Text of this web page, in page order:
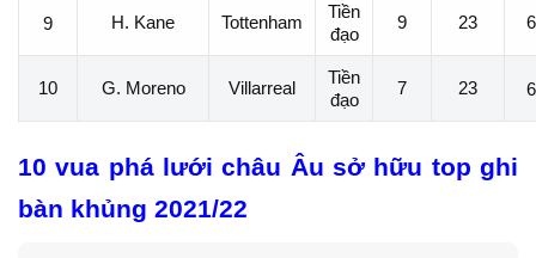
9 H. Kane Tottenham
Tiền
đạo
9 23
10 G. Moreno Villarreal
Tiền
đạo
7 23
10 vua phá lưới châu Âu sở hữu top ghi
bàn khủng 2021/22